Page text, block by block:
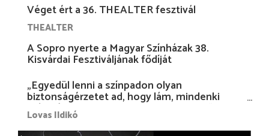
Véget ért a 36. THEALTER fesztivál
THEALTER
A Sopro nyerte a Magyar Színházak 38.
Kisvárdai Fesztiváljának fődíját
„Egyedül lenni a színpadon olyan
biztonságérzetet ad, hogy lám, mindenki
más nélkül is megvagyok magammal…”
Lovas Ildikó